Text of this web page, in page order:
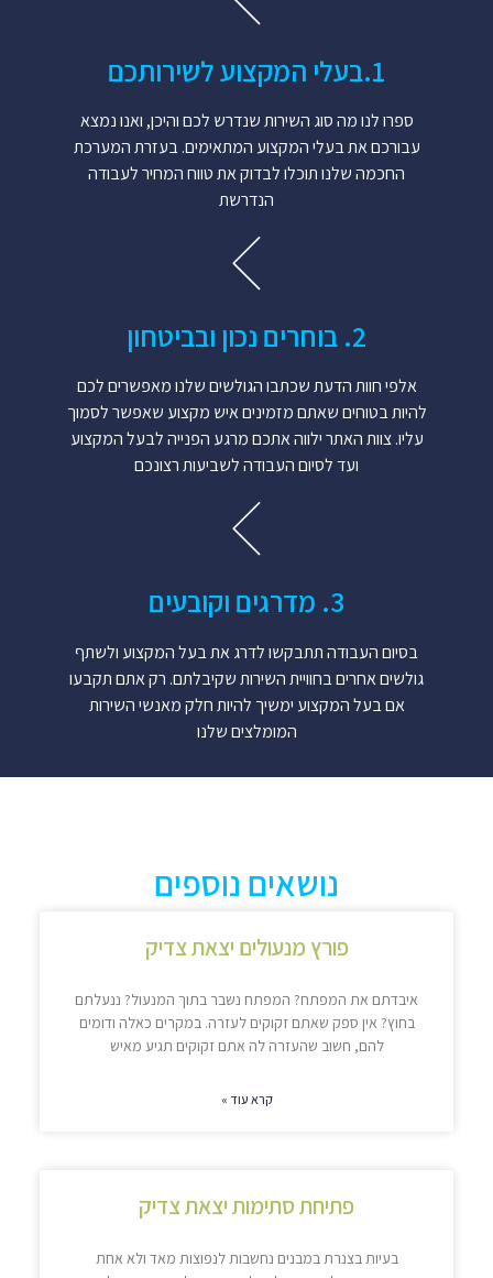
1.​בעלי המקצוע לשירותכם​
ספרו לנו מה סוג השירות שנדרש לכם והיכן, ואנו נמצא
עבורכם את בעלי המקצוע המתאימים. בעזרת המערכת
החכמה שלנו תוכלו לבדוק את טווח המחיר לעבודה
הנדרשת
2. בוחרים נכון ובביטחון
אלפי חוות הדעת שכתבו הגולשים שלנו מאפשרים לכם
להיות בטוחים שאתם מזמינים איש מקצוע שאפשר לסמוך
עליו. צוות האתר ילווה אתכם מרגע הפנייה לבעל המקצוע
ועד לסיום העבודה לשביעות רצונכם
3. מדרגים וקובעים
בסיום העבודה תתבקשו לדרג את בעל המקצוע ולשתף
גולשים אחרים בחוויית השירות שקיבלתם. רק אתם תקבעו
אם בעל המקצוע ימשיך להיות חלק מאנשי השירות
המומלצים שלנו
נושאים נוספים
פורץ מנעולים יצאת צדיק
איבדתם את המפתח? המפתח נשבר בתוך המנעול? ננעלתם
בחוץ? אין ספק שאתם זקוקים לעזרה. במקרים כאלה ודומים
להם, חשוב שהעזרה לה אתם זקוקים תגיע מאיש
קרא עוד »
פתיחת סתימות יצאת צדיק
בעיות בצנרת במבנים נחשבות לנפוצות מאד ולא אחת